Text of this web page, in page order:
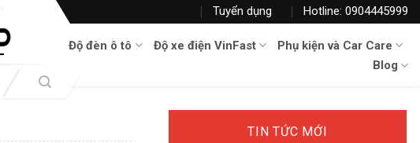
Tuyển dụng Hotline: 0904445999
Độ đèn ô tô Độ xe điện VinFast
Phụ kiện và Car Care
Blog
TIN TỨC MỚI